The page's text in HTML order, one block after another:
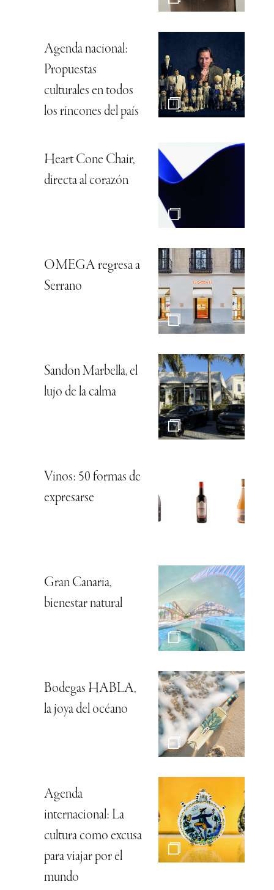
Agenda nacional:
Propuestas
culturales en todos
los rincones del país
Heart Cone Chair,
directa al corazón
OMEGA regresa a
Serrano
Sandon Marbella, el
lujo de la calma
Vinos: 50 formas de
expresarse
Gran Canaria,
bienestar natural
Bodegas HABLA,
la joya del océano
Agenda
internacional: La
cultura como excusa
para viajar por el
mundo